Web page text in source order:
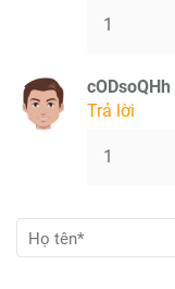
1
cODsoQHh
Trả lời
1